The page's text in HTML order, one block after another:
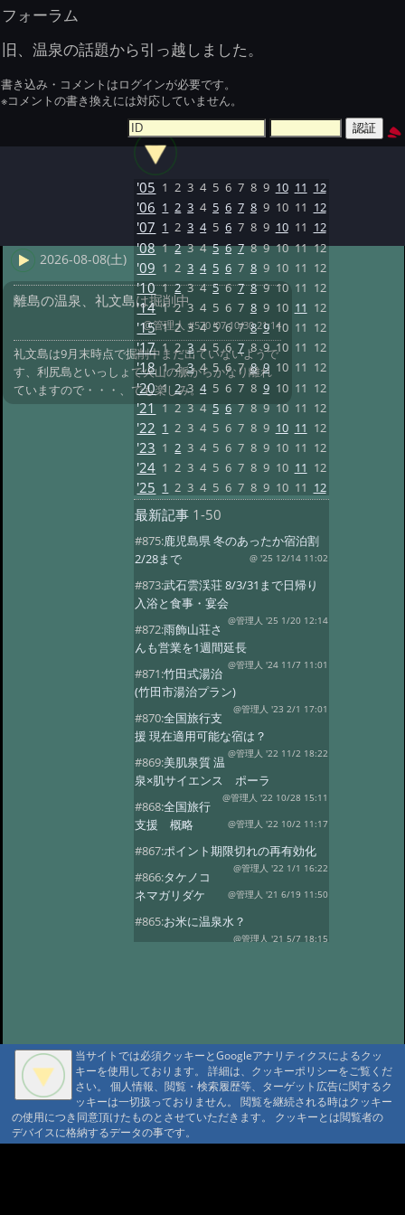
フォーラム
旧、温泉の話題から引っ越しました。
書き込み・コメントはログインが必要です。
※コメントの書き換えには対応していません。
2026-08-08(土)
離島の温泉、礼文島は掘削中
@管理人 #570 '07 10/30 21:14
礼文島は9月末時点で掘削中まだ出ていないようで
す、利尻島といっしょで火山の脈からかなり離れ
ていますので・・・、でも楽しみ。
'05 1 2 3 4 5 6 7 8 9 10 11 12
'06 1 2 3 4 5 6 7 8 9 10 11 12
'07 1 2 3 4 5 6 7 8 9 10 11 12
'08 1 2 3 4 5 6 7 8 9 10 11 12
'09 1 2 3 4 5 6 7 8 9 10 11 12
'10 1 2 3 4 5 6 7 8 9 10 11 12
'14 1 2 3 4 5 6 7 8 9 10 11 12
'15 1 2 3 4 5 6 7 8 9 10 11 12
'17 1 2 3 4 5 6 7 8 9 10 11 12
'18 1 2 3 4 5 6 7 8 9 10 11 12
'20 1 2 3 4 5 6 7 8 9 10 11 12
'21 1 2 3 4 5 6 7 8 9 10 11 12
'22 1 2 3 4 5 6 7 8 9 10 11 12
'23 1 2 3 4 5 6 7 8 9 10 11 12
'24 1 2 3 4 5 6 7 8 9 10 11 12
'25 1 2 3 4 5 6 7 8 9 10 11 12
最新記事 1-50
#875:鹿児島県 冬のあったか宿泊割
2/28まで
@ '25 12/14 11:02
#873:武石雲渓荘 8/3/31まで日帰り
入浴と食事・宴会
@管理人 '25 1/20 12:14
#872:雨飾山荘さ
んも営業を1週間延長
@管理人 '24 11/7 11:01
#871:竹田式湯治
(竹田市湯治プラン)
@管理人 '23 2/1 17:01
#870:全国旅行支
援 現在適用可能な宿は？
@管理人 '22 11/2 18:22
#869:美肌泉質 温
泉×肌サイエンス ポーラ
@管理人 '22 10/28 15:11
#868:全国旅行
支援 概略
@管理人 '22 10/2 11:17
#867:ポイント期限切れの再有効化
@管理人 '22 1/1 16:22
#866:タケノコ
ネマガリダケ
@管理人 '21 6/19 11:50
#865:お米に温泉水？
@管理人 '21 5/7 18:15
ルス、自粛休業・オープン延期
@管理人 '20 4/14 15:40
#859: 渋温泉つば
たや旅館
@sa '20 2/27 14:26
#858:11府県ふっこう周遊割
@ '18 9/6 07:25
当サイトでは必須クッキーとGoogleアナリティクスによるクッ
キーを使用しております。 詳細は、クッキーポリシーをご覧くだ
さい。 個人情報、閲覧・検索履歴等、ターゲット広告に関するク
ッキーは一切扱っておりません。 閲覧を継続される時はクッキー
の使用につき同意頂けたものとさせていただきます。 クッキーとは閲覧者の
デバイスに格納するデータの事です。